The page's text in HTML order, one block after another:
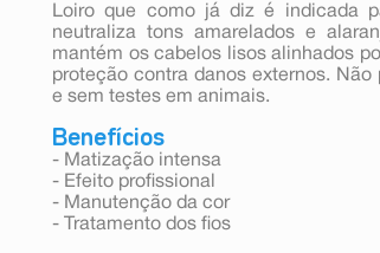
Loiro que como já diz é indicada
neutraliza tons amarelados e
mantém os cabelos lisos alinhados
proteção contra danos externos.
e sem testes em animais.
Benefícios
- Matização intensa
- Efeito profissional
- Manutenção da cor
- Tratamento dos fios